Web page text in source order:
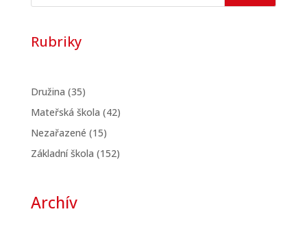
Rubriky
Družina (35)
Mateřská škola (42)
Nezařazené (15)
Základní škola (152)
Archív